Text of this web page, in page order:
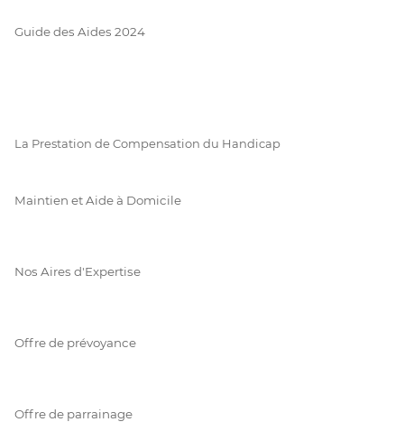
Guide des Aides 2024
La Prestation de Compensation du Handicap
Maintien et Aide à Domicile
Nos Aires d'Expertise
Offre de prévoyance
Offre de parrainage